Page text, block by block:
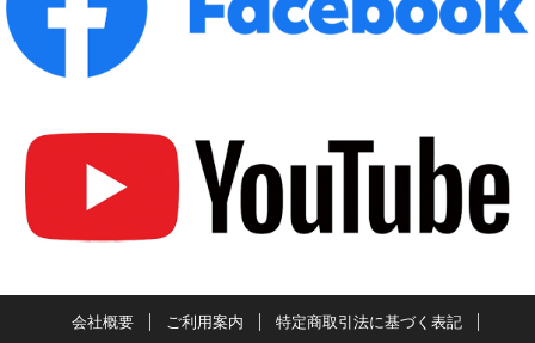
会社概要 ご利用案内 特定商取引法に基づく表記